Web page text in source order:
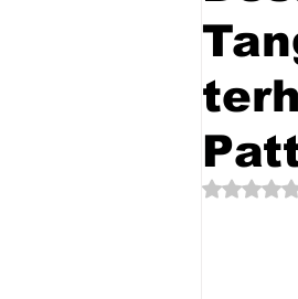
Dinilai